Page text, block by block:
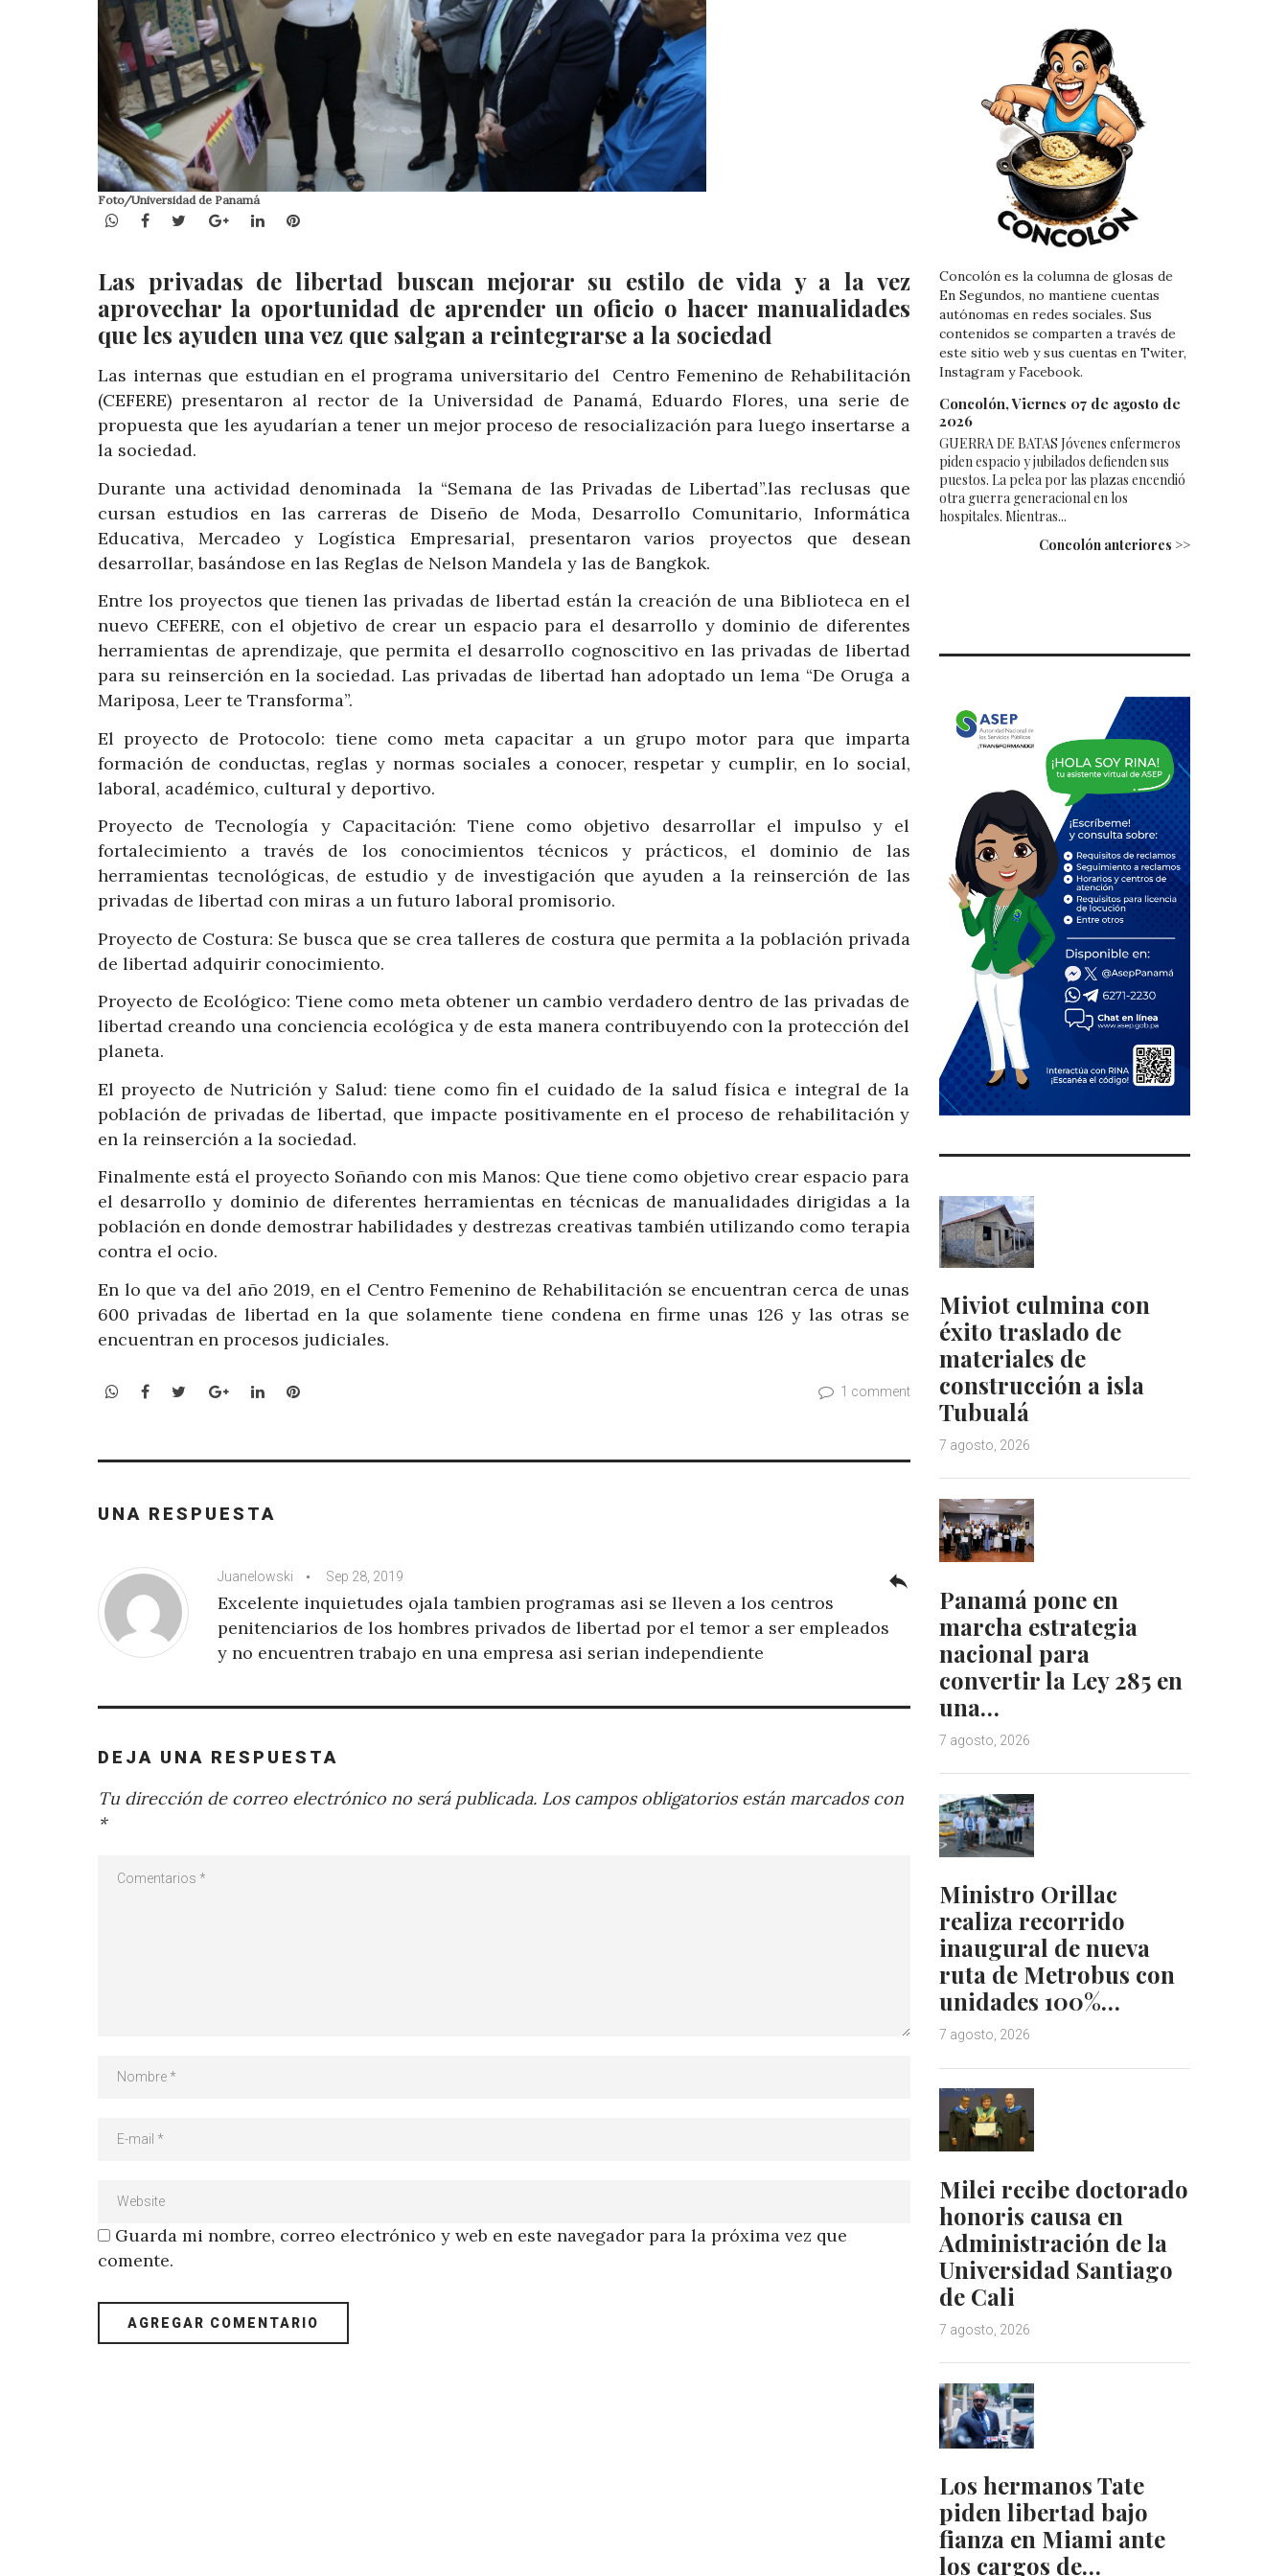
Foto/Universidad de Panamá
WhatsApp
Facebook
TwitterGoogle+LinkedInPinterest
Las privadas de libertad buscan mejorar su estilo de vida y a la vez
aprovechar la oportunidad de aprender un oficio o hacer manualidades
que les ayuden una vez que salgan a reintegrarse a la sociedad
Las internas que estudian en el programa universitario del Centro Femenino de Rehabilitación
(CEFERE) presentaron al rector de la Universidad de Panamá, Eduardo Flores, una serie de
propuesta que les ayudarían a tener un mejor proceso de resocialización para luego insertarse a
la sociedad.
Durante una actividad denominada la “Semana de las Privadas de Libertad”.las reclusas que
cursan estudios en las carreras de Diseño de Moda, Desarrollo Comunitario, Informática
Educativa, Mercadeo y Logística Empresarial, presentaron varios proyectos que desean
desarrollar, basándose en las Reglas de Nelson Mandela y las de Bangkok.
Entre los proyectos que tienen las privadas de libertad están la creación de una Biblioteca en el
nuevo CEFERE, con el objetivo de crear un espacio para el desarrollo y dominio de diferentes
herramientas de aprendizaje, que permita el desarrollo cognoscitivo en las privadas de libertad
para su reinserción en la sociedad. Las privadas de libertad han adoptado un lema “De Oruga a
Mariposa, Leer te Transforma”.
El proyecto de Protocolo: tiene como meta capacitar a un grupo motor para que imparta
formación de conductas, reglas y normas sociales a conocer, respetar y cumplir, en lo social,
laboral, académico, cultural y deportivo.
Proyecto de Tecnología y Capacitación: Tiene como objetivo desarrollar el impulso y el
fortalecimiento a través de los conocimientos técnicos y prácticos, el dominio de las
herramientas tecnológicas, de estudio y de investigación que ayuden a la reinserción de las
privadas de libertad con miras a un futuro laboral promisorio.
Proyecto de Costura: Se busca que se crea talleres de costura que permita a la población privada
de libertad adquirir conocimiento.
Proyecto de Ecológico: Tiene como meta obtener un cambio verdadero dentro de las privadas de
libertad creando una conciencia ecológica y de esta manera contribuyendo con la protección del
planeta.
El proyecto de Nutrición y Salud: tiene como fin el cuidado de la salud física e integral de la
población de privadas de libertad, que impacte positivamente en el proceso de rehabilitación y
en la reinserción a la sociedad.
Finalmente está el proyecto Soñando con mis Manos: Que tiene como objetivo crear espacio para
el desarrollo y dominio de diferentes herramientas en técnicas de manualidades dirigidas a la
población en donde demostrar habilidades y destrezas creativas también utilizando como terapia
contra el ocio.
En lo que va del año 2019, en el Centro Femenino de Rehabilitación se encuentran cerca de unas
600 privadas de libertad en la que solamente tiene condena en firme unas 126 y las otras se
encuentran en procesos judiciales.
WhatsApp
Facebook
TwitterGoogle+LinkedInPinterest 1 comment
UNA RESPUESTA
Juanelowski Sep 28, 2019
Excelente inquietudes ojala tambien programas asi se lleven a los centros
penitenciarios de los hombres privados de libertad por el temor a ser empleados
y no encuentren trabajo en una empresa asi serian independiente
reply
DEJA UNA RESPUESTA
Tu dirección de correo electrónico no será publicada. Los campos obligatorios están marcados con
*
Guarda mi nombre, correo electrónico y web en este navegador para la próxima vez que
comente.
Concolón es la columna de glosas de
En Segundos, no mantiene cuentas
autónomas en redes sociales. Sus
contenidos se comparten a través de
este sitio web y sus cuentas en Twiter,
Instagram y Facebook.
Concolón, Viernes 07 de agosto de
2026
GUERRA DE BATAS Jóvenes enfermeros
piden espacio y jubilados defienden sus
puestos. La pelea por las plazas encendió
otra guerra generacional en los
hospitales. Mientras...
Concolón anteriores >>
Miviot culmina con
éxito traslado de
materiales de
construcción a isla
Tubualá
7 agosto, 2026
Panamá pone en
marcha estrategia
nacional para
convertir la Ley 285 en
una…
7 agosto, 2026
Ministro Orillac
realiza recorrido
inaugural de nueva
ruta de Metrobus con
unidades 100%…
7 agosto, 2026
Milei recibe doctorado
honoris causa en
Administración de la
Universidad Santiago
de Cali
7 agosto, 2026
Los hermanos Tate
piden libertad bajo
fianza en Miami ante
los cargos de…